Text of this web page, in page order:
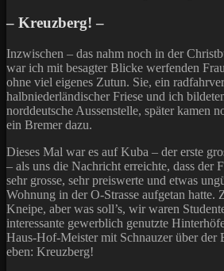
– Kreuzberg! –
Inzwischen – das nahm noch in der
war ich mit besagter Blicke werfenden
ohne viel eigenes Zutun. Sie, ein
halbniederländischer Friese und ich
norddeutsche Aussenstelle, später kamen
ein Bremer dazu.
Dieses Mal war es auf Kuba – der erste
– als uns die Nachricht erreichte, dass der
sehr grosse, sehr preiswerte und etwas
Wohnung in der O-Strasse aufgetan hatte.
Kneipe, aber was soll’s, wir waren
interessante gewerblich genutzte
Haus-Hof-Meister mit Schnauzer über der
eben: Kreuzberg!